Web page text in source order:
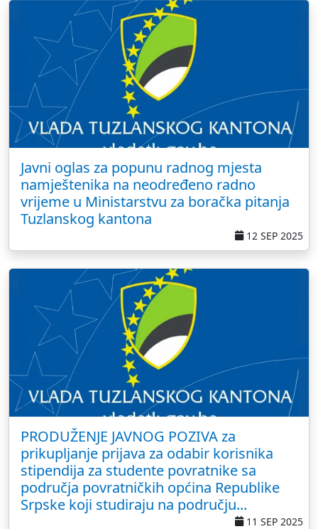
Javni oglas za popunu radnog mjesta
namještenika na neodređeno radno
vrijeme u Ministarstvu za boračka pitanja
Tuzlanskog kantona
12 SEP 2025
PRODUŽENJE JAVNOG POZIVA za
prikupljanje prijava za odabir korisnika
stipendija za studente povratnike sa
područja povratničkih općina Republike
Srpske koji studiraju na području...
11 SEP 2025